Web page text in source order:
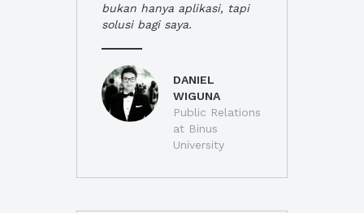
bukan hanya aplikasi, tapi
solusi bagi saya.
DANIEL
WIGUNA
Public Relations
at Binus
University